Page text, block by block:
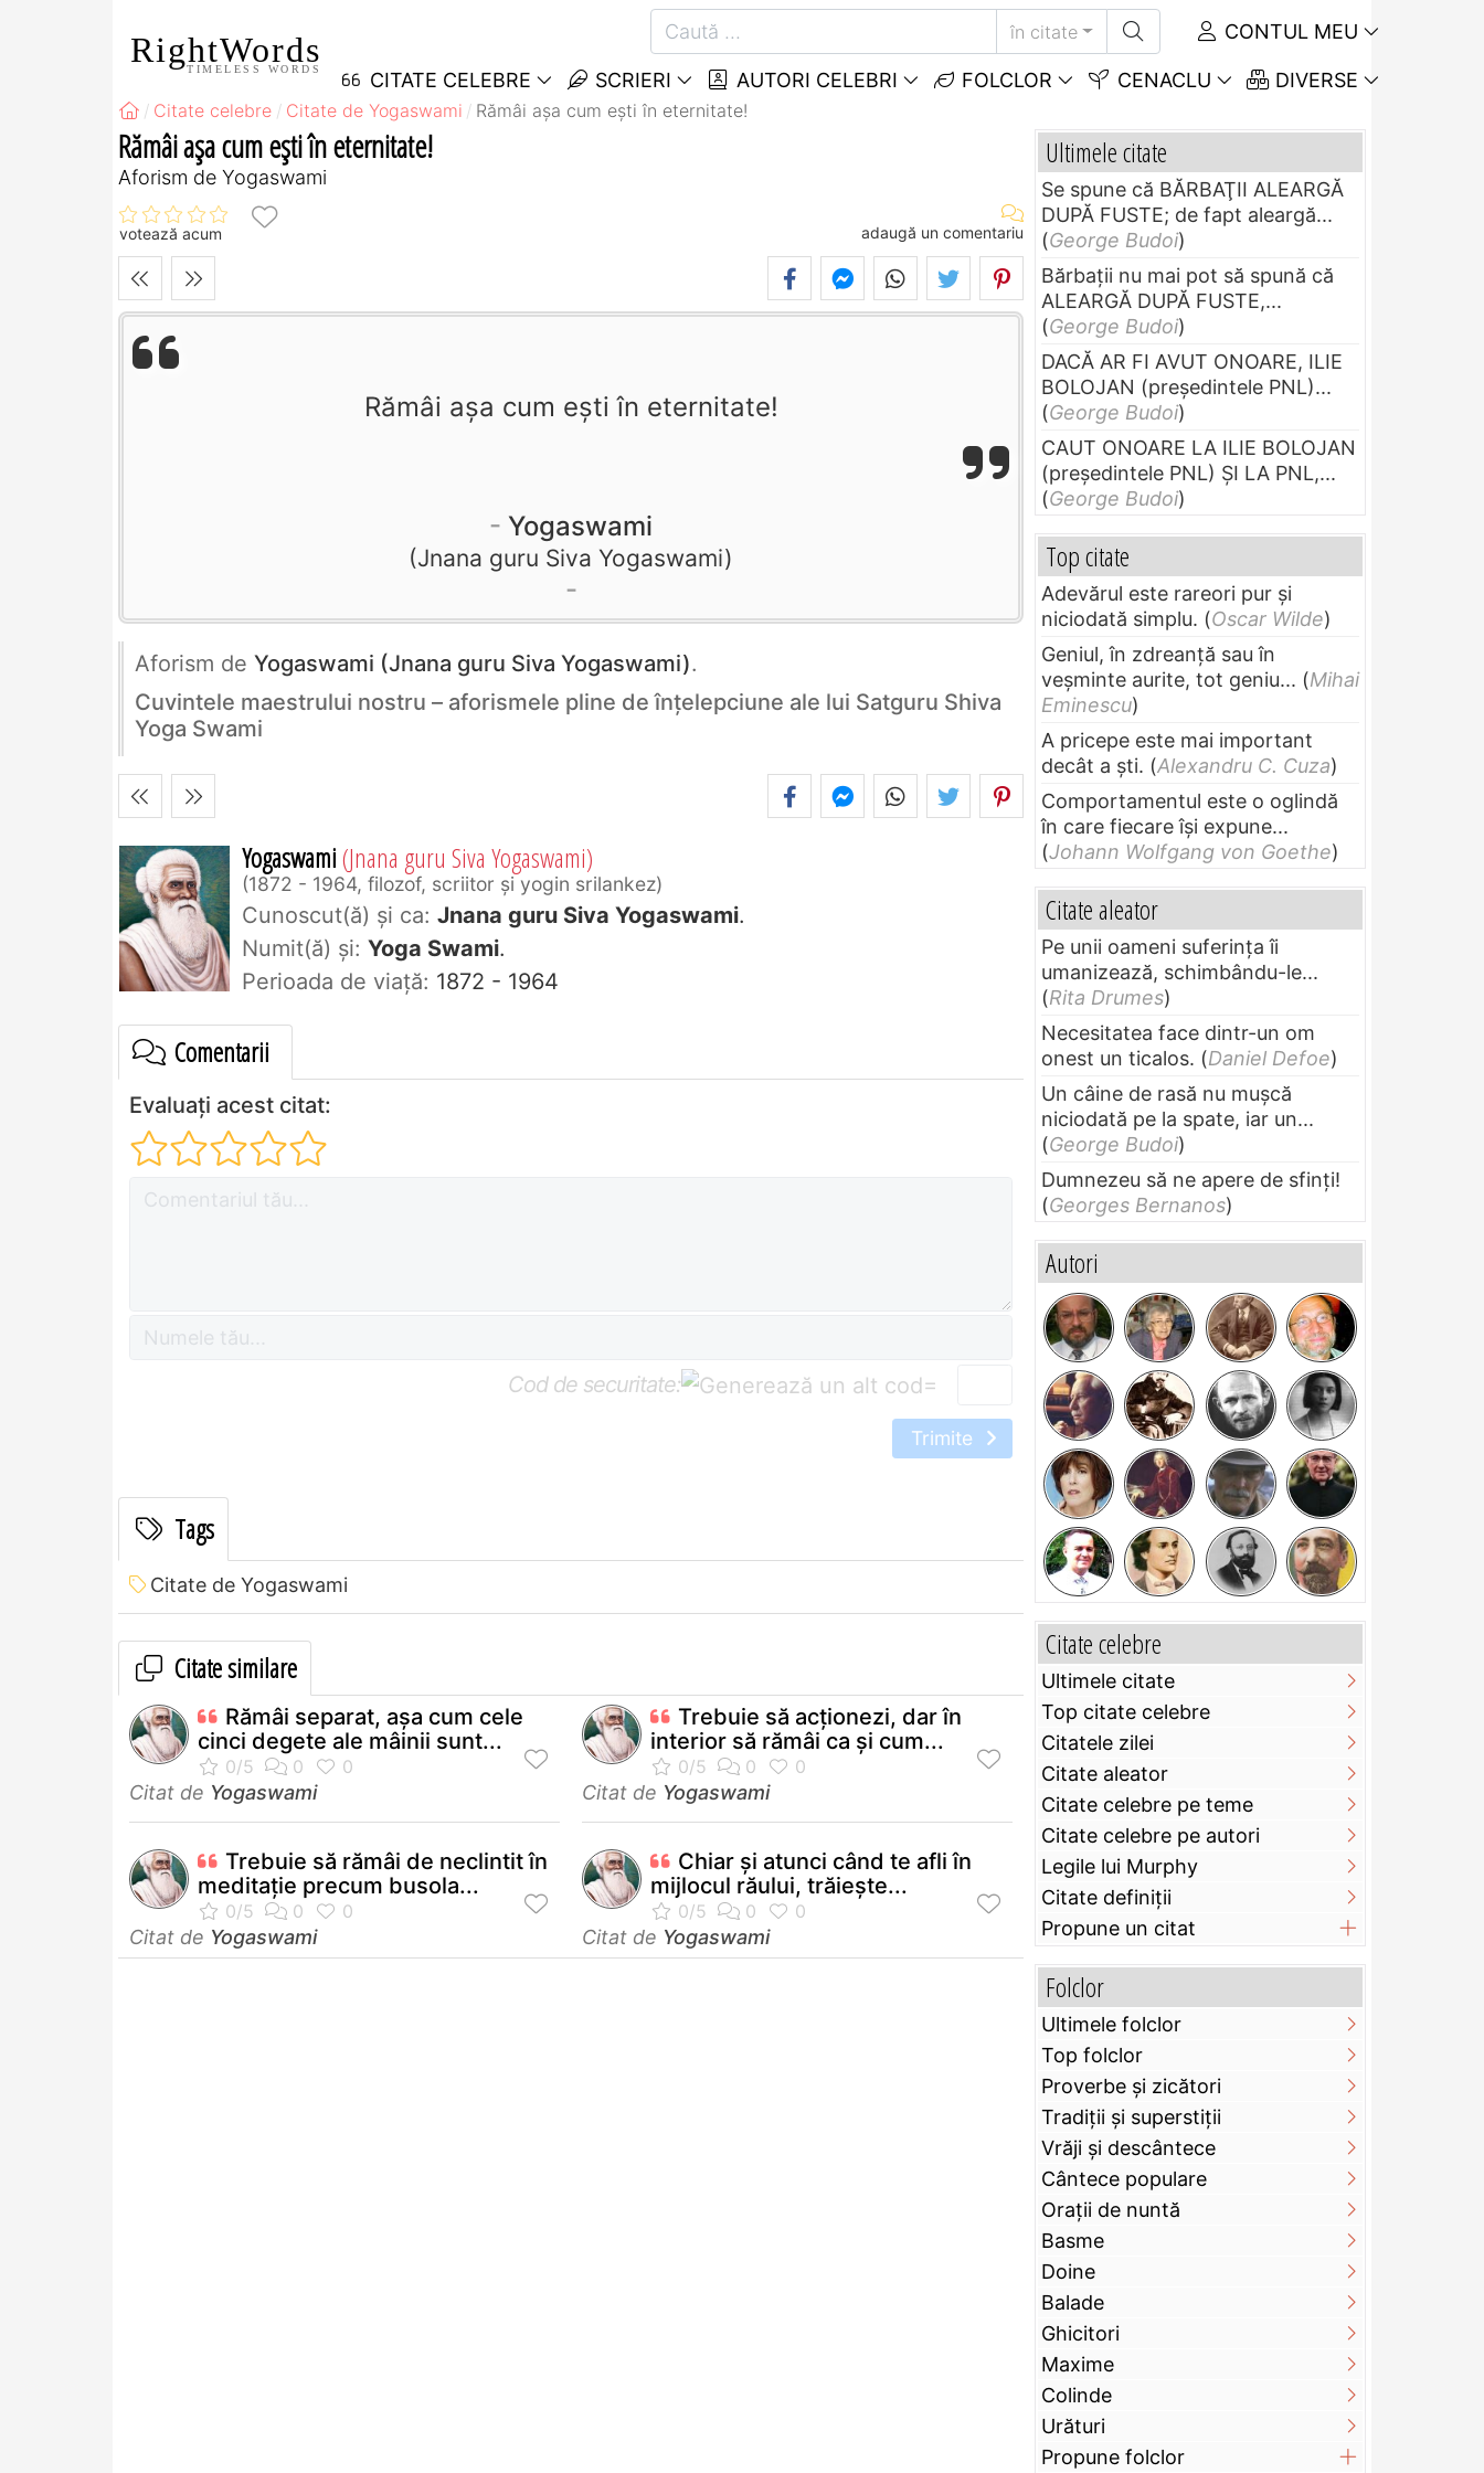
RightWords
TIMELESS WORDS
în citate CONTUL MEU
CITATE CELEBRE SCRIERI AUTORI CELEBRI FOLCLOR CENACLU DIVERSE
Citate celebre Citate de Yogaswami Rămâi aşa cum eşti în eternitate!
Rămâi aşa cum eşti în eternitate!
Aforism de Yogaswami
votează acum adaugă un comentariu
Rămâi aşa cum eşti în eternitate!
Yogaswami
Jnana guru Siva Yogaswami
Aforism de Yogaswami (Jnana guru Siva Yogaswami).
Cuvintele maestrului nostru – aforismele pline de înţelepciune ale lui Satguru Shiva
Yoga Swami
Yogaswami(Jnana guru Siva Yogaswami)
1872 - 1964, filozof, scriitor şi yogin srilankez
Cunoscut(ă) și ca: Jnana guru Siva Yogaswami.
Numit(ă) și: Yoga Swami.
Perioada de viaţă: 1872 - 1964
Comentarii
Evaluați acest citat:
Cod de securitate: =
Trimite
Tags
Citate de Yogaswami
Citate similare
Rămâi separat, aşa cum cele
cinci degete ale mâinii sunt...
Citat de Yogaswami
Trebuie să acţionezi, dar în
interior să rămâi ca şi cum...
Citat de Yogaswami
Trebuie să rămâi de neclintit în
meditaţie precum busola...
Citat de Yogaswami
Chiar şi atunci când te afli în
mijlocul răului, trăieşte...
Citat de Yogaswami
Ultimele citate
Se spune că BĂRBAŢII ALEARGĂ
DUPĂ FUSTE; de fapt aleargă...
(George Budoi)
Bărbaţii nu mai pot să spună că
ALEARGĂ DUPĂ FUSTE,...
(George Budoi)
DACĂ AR FI AVUT ONOARE, ILIE
BOLOJAN (preşedintele PNL)...
(George Budoi)
CAUT ONOARE LA ILIE BOLOJAN
(preşedintele PNL) ŞI LA PNL,...
(George Budoi)
Top citate
Adevărul este rareori pur și
niciodată simplu. (Oscar Wilde)
Geniul, în zdreanţă sau în
veşminte aurite, tot geniu... (Mihai
Eminescu)
A pricepe este mai important
decât a ști. (Alexandru C. Cuza)
Comportamentul este o oglindă
în care fiecare își expune...
(Johann Wolfgang von Goethe)
Citate aleator
Pe unii oameni suferinţa îi
umanizează, schimbându-le...
(Rita Drumes)
Necesitatea face dintr-un om
onest un ticalos. (Daniel Defoe)
Un câine de rasă nu muşcă
niciodată pe la spate, iar un...
(George Budoi)
Dumnezeu să ne apere de sfinți!
(Georges Bernanos)
Autori
Citate celebre
Ultimele citate
Top citate celebre
Citatele zilei
Citate aleator
Citate celebre pe teme
Citate celebre pe autori
Legile lui Murphy
Citate definiţii
Propune un citat
Folclor
Ultimele folclor
Top folclor
Proverbe și zicători
Tradiții și superstiții
Vrăji și descântece
Cântece populare
Orații de nuntă
Basme
Doine
Balade
Ghicitori
Maxime
Colinde
Urături
Propune folclor